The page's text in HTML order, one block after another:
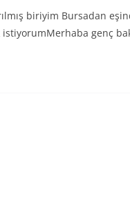
biriyim Bursadan
genç